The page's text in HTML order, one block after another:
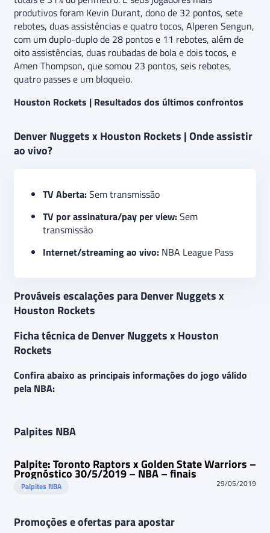
produtivos foram Kevin Durant, dono de 32 pontos, sete
rebotes, duas assistências e quatro tocos, Alperen Sengun,
com um duplo-duplo de 28 pontos e 11 rebotes, além de
oito assistências, duas roubadas de bola e dois tocos, e
Amen Thompson, que somou 23 pontos, seis rebotes,
quatro passes e um bloqueio.
Houston Rockets | Resultados dos últimos confrontos
Denver Nuggets x Houston Rockets | Onde assistir
ao vivo?
TV Aberta:Sem transmissão
TV por assinatura/pay per view:Sem
transmissão
Internet/streaming ao vivo: NBA League Pass
Prováveis escalações para Denver Nuggets x
Houston Rockets
Ficha técnica de Denver Nuggets x Houston
Rockets
Confira abaixo as principais informações do jogo válido
pela NBA:
Palpites NBA
Palpite: Toronto Raptors x Golden State Warriors –
Prognóstico 30/5/2019 – NBA – finais
Palpites NBA 29/05/2019
Promoções e ofertas para apostar